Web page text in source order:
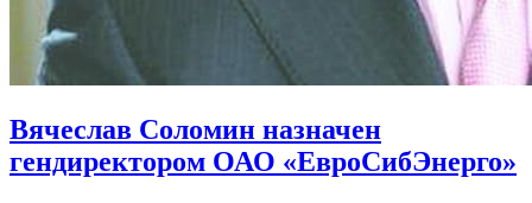
Вячеслав Соломин назначен
гендиректором ОАО «ЕвроСибЭнерго»